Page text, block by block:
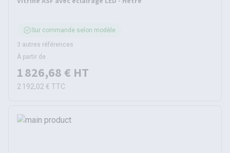
Sur commande selon modèle
3 autres références
À partir de
1 826,68 € HT
2 192,02 € TTC